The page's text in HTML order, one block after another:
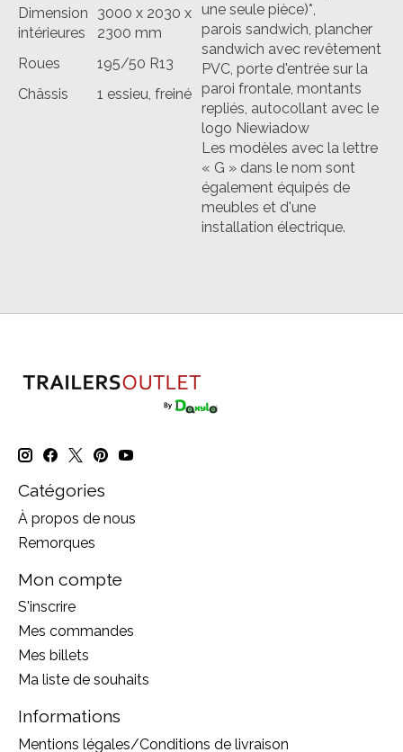
Dimension
intérieures
3000 x 2030 x
2300 mm
Roues
195/50 R13
Châssis
1 essieu, freiné
une seule pièce)*,
parois sandwich, plancher
sandwich avec revêtement
PVC, porte d'entrée sur la
paroi frontale, montants
repliés, autocollant avec le
logo Niewiadow
Les modèles avec la lettre
« G » dans le nom sont
également équipés de
meubles et d'une
installation électrique.
Catégories
À propos de nous
Remorques
Mon compte
S'inscrire
Mes commandes
Mes billets
Ma liste de souhaits
Informations
Mentions légales/Conditions de livraison